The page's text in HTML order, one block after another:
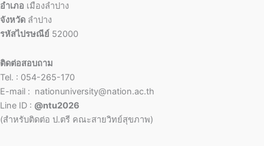
อำเภอ เมืองลำปาง
จังหวัด ลำปาง
รหัสไปรษณีย์ 52000
ติดต่อสอบถาม
Tel. : 054-265-170
E-mail : nationuniversity@nation.ac.th
Line ID : @ntu2026
(สำหรับติดต่อ ป.ตรี คณะสายวิทย์สุขภาพ)